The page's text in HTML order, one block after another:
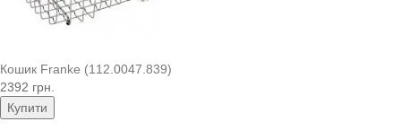
Кошик Franke (112.0047.839)
2392 грн.
Купити